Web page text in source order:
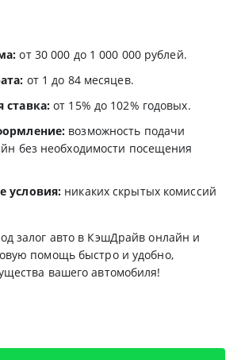
от 30 000 до 1 000 000 рублей.
от 1 до 84 месяцев.
ставка: от 15% до 102% годовых.
возможность подачи
без необходимости посещения
условия: никаких скрытых комиссий
залог авто в КэшДрайв онлайн и
помощь быстро и удобно,
вашего автомобиля!